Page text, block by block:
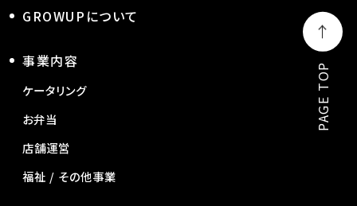
PAGE TOP
GROWUPについて
事業内容
ケータリング
お弁当
店舗運営
福祉 / その他事業